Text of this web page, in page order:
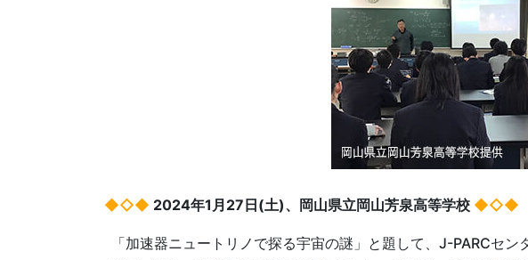
◆◇◆ 2024年1月27日(土)、岡山県立岡山芳泉高等学校 ◆◇◆
「加速器ニュートリノで探る宇宙の謎」と題して、J-PARCセ